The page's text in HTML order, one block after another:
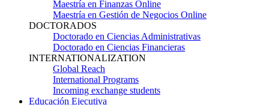
Maestría en Finanzas Online
Maestría en Gestión de Negocios Online
DOCTORADOS
Doctorado en Ciencias Administrativas
Doctorado en Ciencias Financieras
INTERNATIONALIZATION
Global Reach
International Programs
Incoming exchange students
Educación Ejecutiva